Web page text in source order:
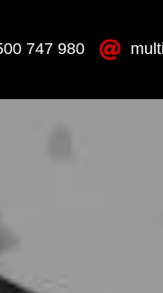
747 980